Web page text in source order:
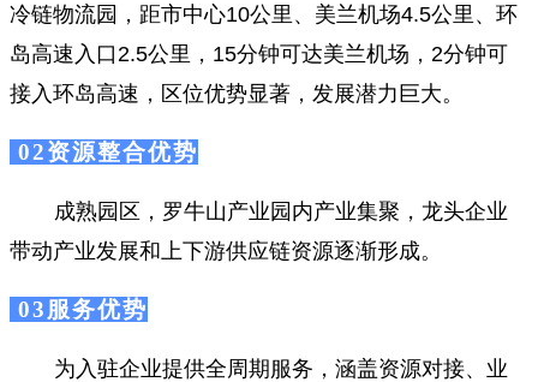
冷链物流园，距市中心10公里、美兰机场4.5公里、环
岛高速入口2.5公里，15分钟可达美兰机场，2分钟可
接入环岛高速，区位优势显著，发展潜力巨大。
02资源整合优势
成熟园区，罗牛山产业园内产业集聚，龙头企业
带动产业发展和上下游供应链资源逐渐形成。
03服务优势
为入驻企业提供全周期服务，涵盖资源对接、业